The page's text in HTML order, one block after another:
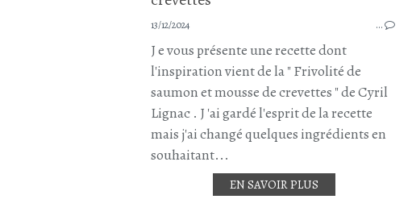
13/12/2024 …
J e vous présente une recette dont
l'inspiration vient de la " Frivolité de
saumon et mousse de crevettes " de Cyril
Lignac . J 'ai gardé l'esprit de la recette
mais j'ai changé quelques ingrédients en
souhaitant...
EN SAVOIR PLUS